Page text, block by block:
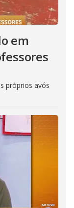
em
próprios avós